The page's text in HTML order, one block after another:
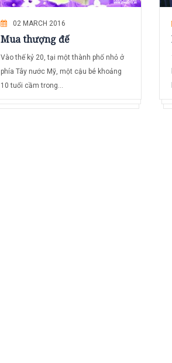
02 MARCH 2016
Mua thượng đế
Vào thế kỷ 20, tại một thành phố nhỏ ở
phía Tây nước Mỹ, một cậu bé khoảng
10 tuổi cầm trong...